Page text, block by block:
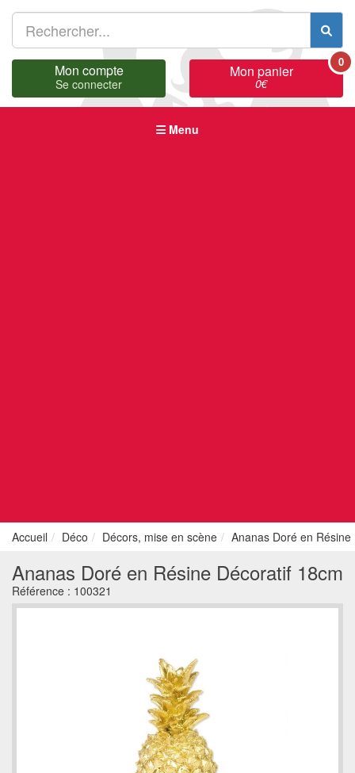
Mon compte
Se connecter
Mon panier
0€
0
Menu
Accueil Déco Décors, mise en scène Ananas Doré en
Ananas Doré en Résine Décoratif 18cm
Référence : 100321